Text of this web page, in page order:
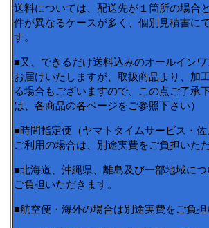
送料については、配送先が１箇所の場合
件が異なるケースが多く、個別見積書に
す。
■又、できるだけ送料込みのオールイン
お届けいたしますが、取扱商品より、加
る場合もございますので、この点ご了承
は、各商品の各ページをご参照下さい）
■時間指定便（ヤマトタイムサービス・
ご利用の場合は、別途実費をご負担いた
■北海道、沖縄県、離島及び一部地域に
ご負担いただきます。
■航空便・海外の場合は別途実費をご負担